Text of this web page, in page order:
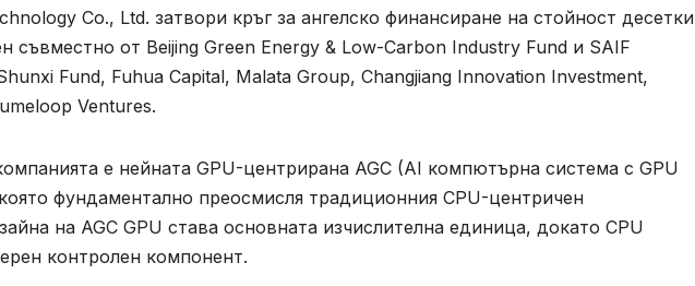
Co., Ltd. затвори кръг за ангелско финансиране на стойност десетки
съвместно от Beijing Green Energy & Low-Carbon Industry Fund и SAIF
Fund, Fuhua Capital, Malata Group, Changjiang Innovation Investment,
Ventures.
е нейната GPU-центрирана AGC (AI компютърна система с GPU
фундаментално преосмисля традиционния CPU-центричен
на AGC GPU става основната изчислителна единица, докато CPU
контролен компонент.